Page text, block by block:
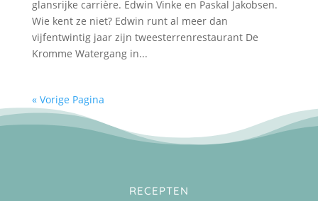
glansrijke carrière. Edwin Vinke en Paskal Jakobsen.
Wie kent ze niet? Edwin runt al meer dan
vijfentwintig jaar zijn tweesterrenrestaurant De
Kromme Watergang in...
« Vorige Pagina
RECEPTEN